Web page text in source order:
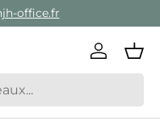
office.fr
Se